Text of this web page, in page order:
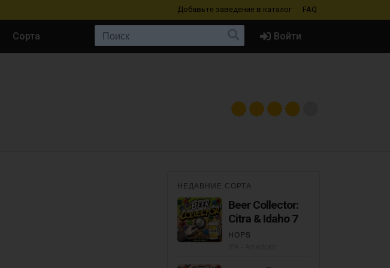
Добавьте заведение в каталог FAQ
Сорта Войти
НЕДАВНИЕ СОРТА
Beer Collector:
Citra & Idaho 7
HOPS